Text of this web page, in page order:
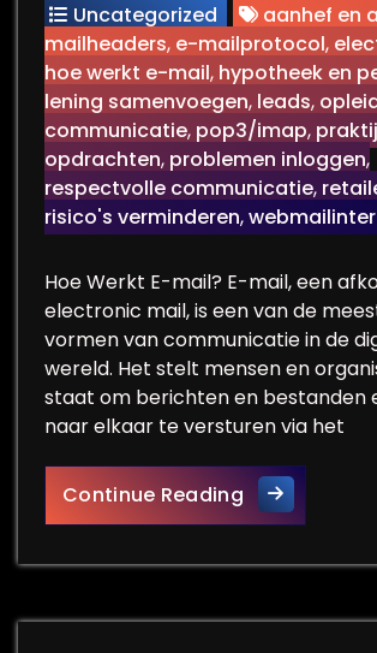
Uncategorized aanhef en
mailheaders, e-mailprotocol,
hoe werkt e-mail, hypotheek en
lening samenvoegen, leads,
communicatie, pop3/imap,
opdrachten, problemen inloggen,
respectvolle communicatie,
risico's verminderen,
Hoe Werkt E-mail? E-mail, een
electronic mail, is een van de
vormen van communicatie in de
wereld. Het stelt mensen en
staat om berichten en bestanden
naar elkaar te versturen via het
Continue ReadingHoe Werkt